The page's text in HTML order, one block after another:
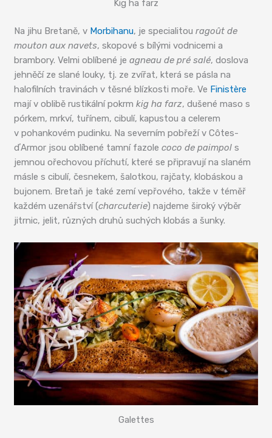
Kig ha farz
Na jihu Bretaně, v Morbihanu, je specialitouragoût de
mouton aux navets, skopové s bílými vodnicemi a
brambory. Velmi oblíbené jeagneau de pré salé, doslova
jehněčí ze slané louky, tj. ze zvířat, která se pásla na
halofilních travinách v těsné blízkosti moře. Ve Finistère
mají v oblibě rustikální pokrmkig ha farz, dušené maso s
pórkem, mrkví, tuřínem, cibulí, kapustou a celerem
v pohankovém pudinku. Na severním pobřeží v Côtes-
dʼArmor jsou oblíbené tamní fazolecoco de paimpol s
jemnou ořechovou příchutí, které se připravují na slaném
másle s cibulí, česnekem, šalotkou, rajčaty, klobáskou a
bujonem. Bretaň je také zemí vepřového, takže v téměř
každém uzenářství (charcuterie) najdeme široký výběr
jitrnic, jelit, různých druhů suchých klobás a šunky.
Galettes